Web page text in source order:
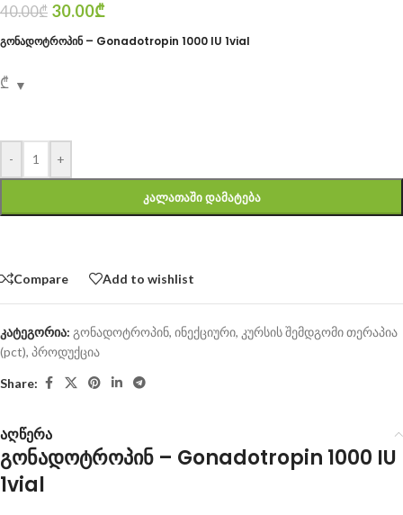
40.00₾ 30.00₾
გონადოტროპინ – Gonadotropin 1000 IU 1vial
₾
- +
ᲙᲐᲚᲐᲗᲐᲨᲘ ᲓᲐᲛᲐᲢᲔᲑᲐ
Compare Add to wishlist
კატეგორია: გონადოტროპინ, ინექციური, კურსის შემდგომი თერაპია
(pct), პროდუქცია
Share:
აღწერა
გონადოტროპინ – Gonadotropin 1000 IU
1vial